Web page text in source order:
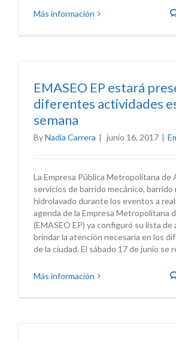
Más información
EMASEO EP estará
diferentes actividades
semana
ByNadia Carrera | junio 16, 2017 |
La Empresa Pública Metropolitana de
servicios de barrido mecánico, barrido
hidrolavado durante los eventos a
agenda de la Empresa Metropolitana
(EMASEO EP) ya configuró su lista de
brindar la atención necesaria en los
de la ciudad. El sábado 17 de junio se
Más información